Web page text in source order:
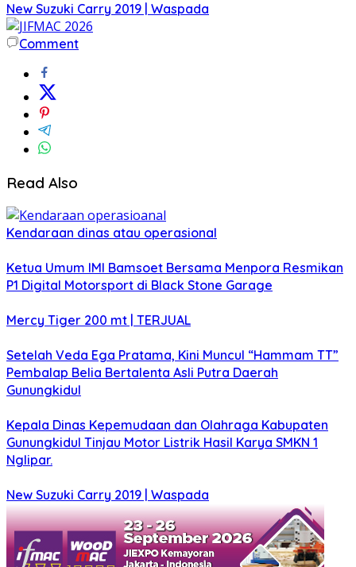
New Suzuki Carry 2019 | Waspada
Comment
Read Also
Kendaraan dinas atau operasional
Ketua Umum IMI Bamsoet Bersama Menpora Resmikan
P1 Digital Motorsport di Black Stone Garage
Mercy Tiger 200 mt | TERJUAL
Setelah Veda Ega Pratama, Kini Muncul “Hammam TT”
Pembalap Belia Bertalenta Asli Putra Daerah
Gunungkidul
Kepala Dinas Kepemudaan dan Olahraga Kabupaten
Gunungkidul Tinjau Motor Listrik Hasil Karya SMKN 1
Nglipar.
New Suzuki Carry 2019 | Waspada